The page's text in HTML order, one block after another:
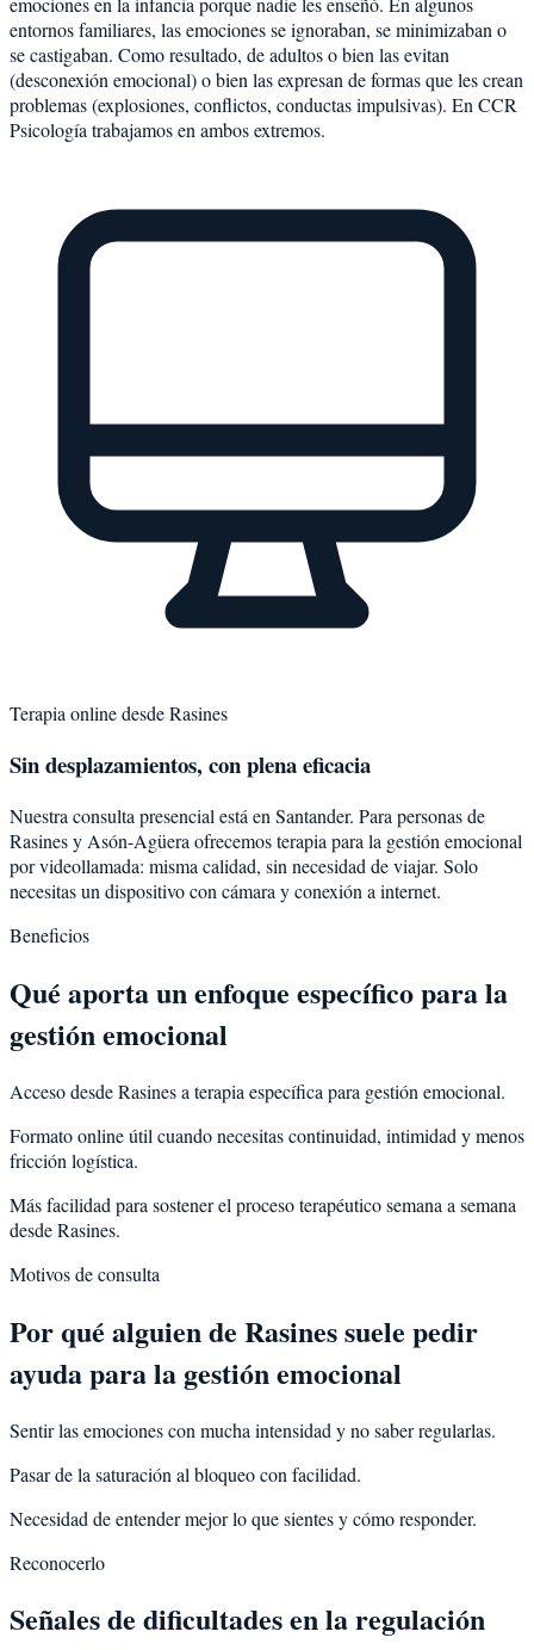
entornos familiares, las emociones se ignoraban, se minimizaban o
se castigaban. Como resultado, de adultos o bien las evitan
(desconexión emocional) o bien las expresan de formas que les crean
problemas (explosiones, conflictos, conductas impulsivas). En CCR
Psicología trabajamos en ambos extremos.
Terapia online desdeRasines
Sin desplazamientos, con plena eficacia
Nuestra consulta presencial está en Santander. Para personas de
Rasinesy Asón-Agüera ofrecemos terapia para la gestión emocional
por videollamada: misma calidad, sin necesidad de viajar. Solo
necesitas un dispositivo con cámara y conexión a internet.
Beneficios
Qué aporta un enfoque específico para la
gestión emocional
Acceso desde Rasines a terapia específica para gestión emocional.
Formato online útil cuando necesitas continuidad, intimidad y menos
fricción logística.
Más facilidad para sostener el proceso terapéutico semana a semana
desde Rasines.
Motivos de consulta
Por qué alguien de Rasinessuele pedir
ayuda para la gestión emocional
Sentir las emociones con mucha intensidad y no saber regularlas.
Pasar de la saturación al bloqueo con facilidad.
Necesidad de entender mejor lo que sientes y cómo responder.
Reconocerlo
Señales de dificultades en la regulación